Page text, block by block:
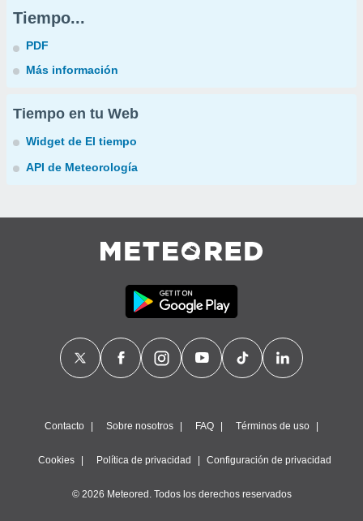
Tiempo...
PDF
Más información
Tiempo en tu Web
Widget de El tiempo
API de Meteorología
Contacto Sobre nosotros FAQ Términos de uso
Cookies Política de privacidad Configuración de privacidad
© 2026 Meteored. Todos los derechos reservados